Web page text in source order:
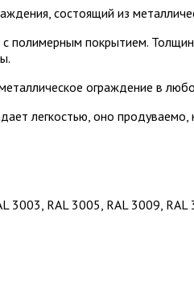
состоящий из
с полимерным покрытием.
ограждение в
легкостью, оно
3003, RAL 3005, RAL 3009,